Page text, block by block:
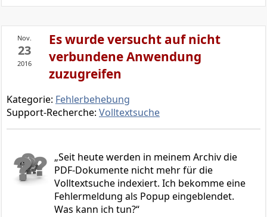
Nov.
23
2016
Es wurde versucht auf nicht
verbundene Anwendung
zuzugreifen
Kategorie: Fehlerbehebung
Support-Recherche: Volltextsuche
Seit heute werden in meinem Archiv die
PDF-Dokumente nicht mehr für die
Volltextsuche indexiert. Ich bekomme eine
Fehlermeldung als Popup eingeblendet.
Was kann ich tun?